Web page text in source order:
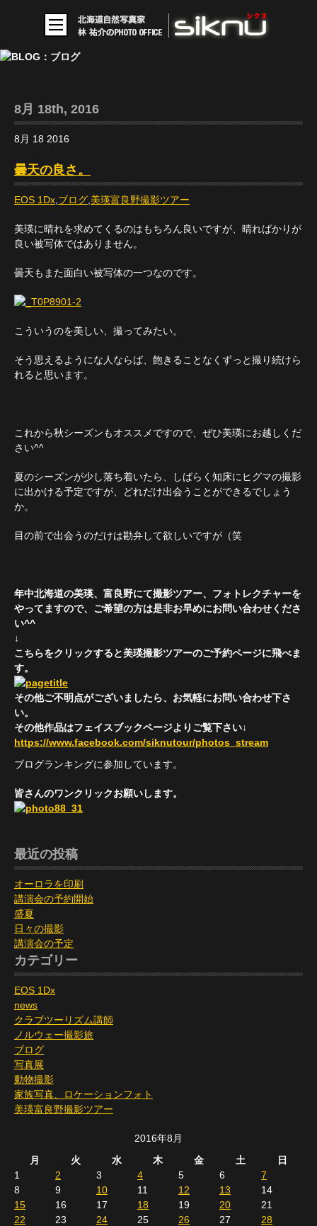
8月 18th, 2016
8月 18 2016
曇天の良さ。
EOS 1Dx ブログ 美瑛富良野撮影ツアー
美瑛に晴れを求めてくるのはもちろん良いですが、晴ればかりが
良い被写体ではありません。
曇天もまた面白い被写体の一つなのです。
こういうのを美しい、撮ってみたい。
そう思えるようにな人ならば、飽きることなくずっと撮り続けら
れると思います。
これから秋シーズンもオススメですので、ぜひ美瑛にお越しくだ
さい^^
夏のシーズンが少し落ち着いたら、しばらく知床にヒグマの撮影
に出かける予定ですが、どれだけ出会うことができるでしょう
か。
目の前で出会うのだけは勘弁して欲しいですが（笑
年中北海道の美瑛、富良野にて撮影ツアー、フォトレクチャーを
やってますので、ご希望の方は是非お早めにお問い合わせくださ
い^^
↓
こちらをクリックすると美瑛撮影ツアーのご予約ページに飛べま
す。
その他ご不明点がございましたら、お気軽にお問い合わせ下さ
い。
その他作品はフェイスブックページよりご覧下さい↓
https://www.facebook.com/siknutour/photos_stream
ブログランキングに参加しています。
皆さんのワンクリックお願いします。
最近の投稿
オーロラを印刷
講演会の予約開始
盛夏
日々の撮影
講演会の予定
カテゴリー
EOS 1Dx
news
クラブツーリズム講師
ノルウェー撮影旅
ブログ
写真展
動物撮影
家族写真、ロケーションフォト
美瑛富良野撮影ツアー
2016年8月
月
火 水 木 金 土 日
1 2 3 4 5 6
7
8
9 10 11 12 13
14
15
16 17 18 19 20
21
22
23 24 25 26 27
28